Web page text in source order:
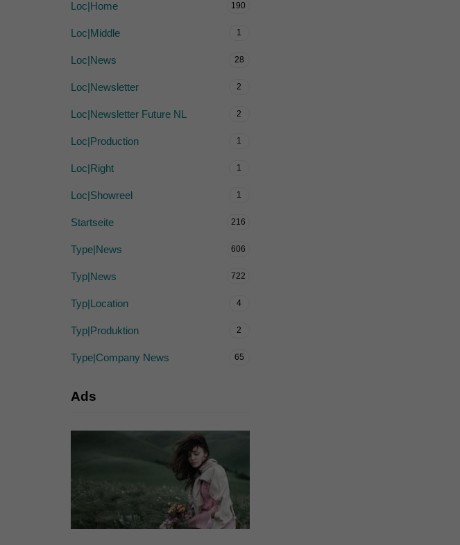
Loc|Home 190
Loc|Middle 1
Loc|News 28
Loc|Newsletter 2
Loc|Newsletter Future NL 2
Loc|Production 1
Loc|Right 1
Loc|Showreel 1
Startseite 216
Type|News 606
Typ|News 722
Typ|Location 4
Typ|Produktion 2
Type|Company News 65
Ads